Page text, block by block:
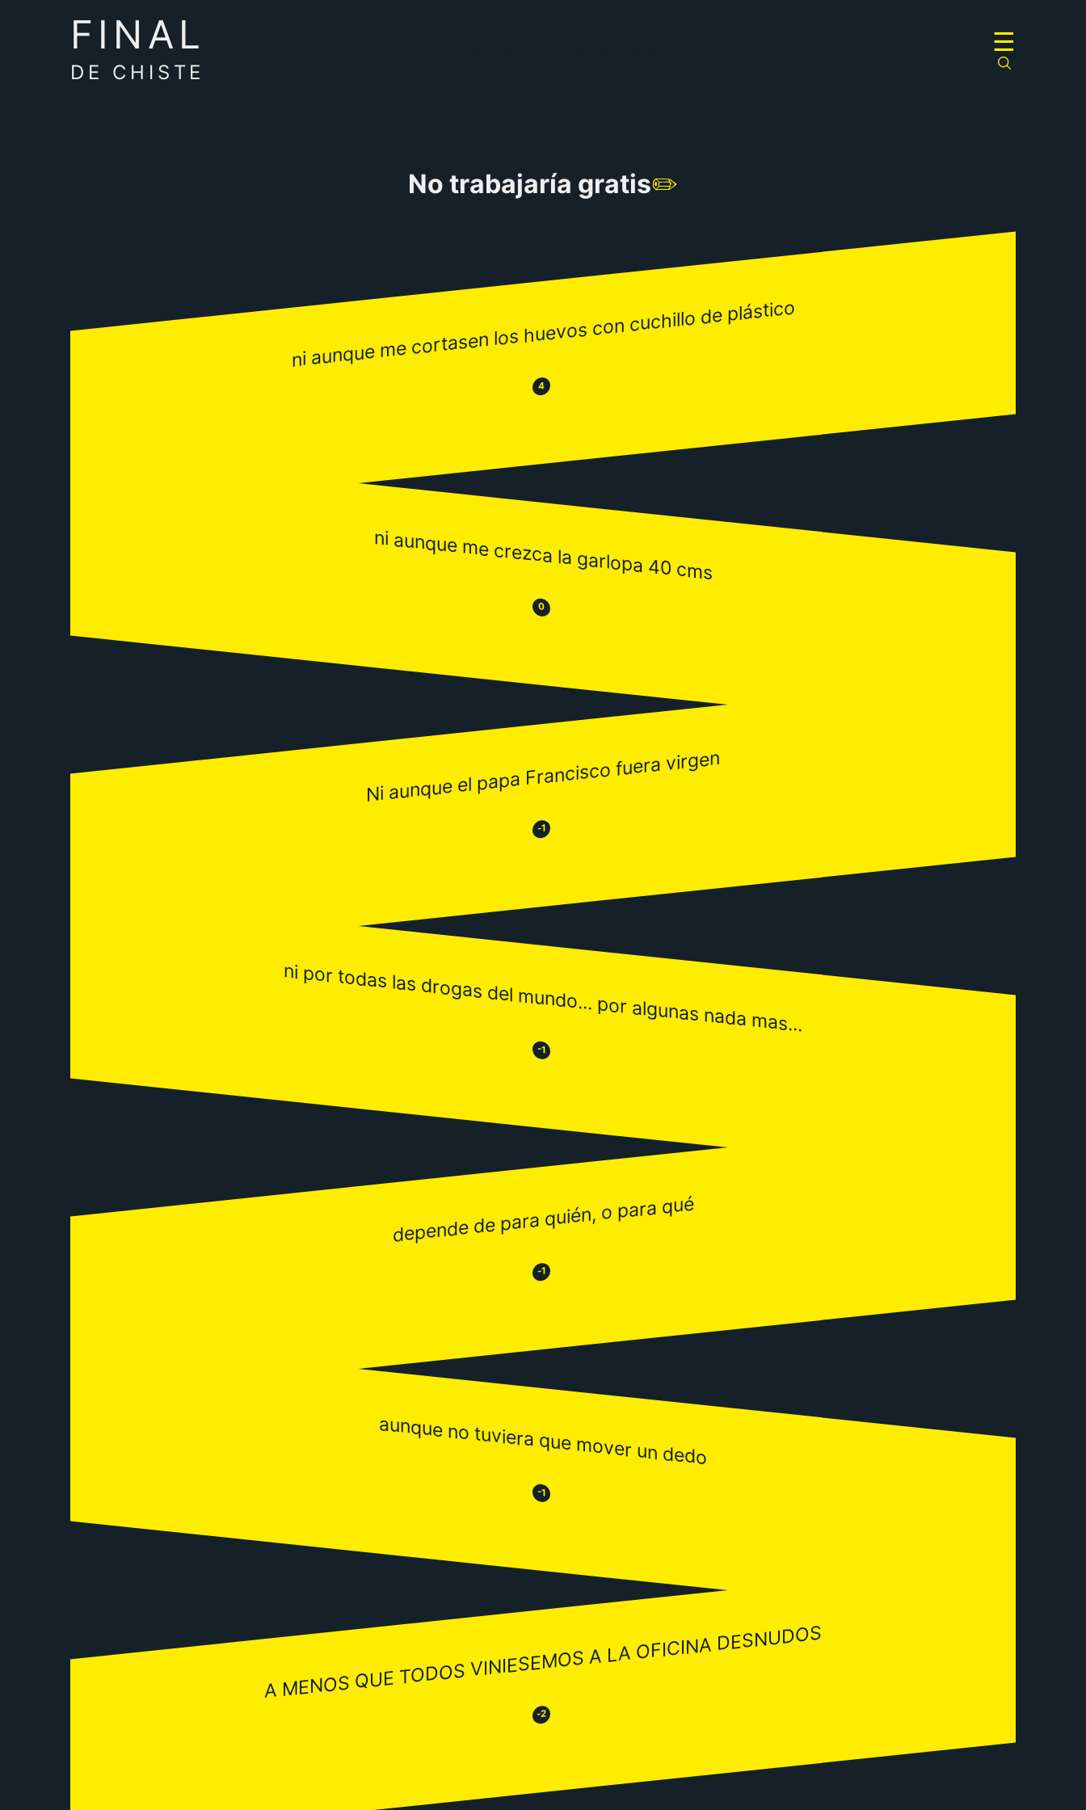
FINAL
DE CHISTE
☰
No trabajaría gratis✏️
ni aunque me cortasen los huevos con cuchillo de plástico
😒 4 😂
ni aunque me crezca la garlopa 40 cms
😒 0 😂
Ni aunque el papa Francisco fuera virgen
😒 -1 😂
ni por todas las drogas del mundo... por algunas nada mas...
😒 -1 😂
depende de para quién, o para qué
😒 -1 😂
aunque no tuviera que mover un dedo
😒 -1 😂
A MENOS QUE TODOS VINIESEMOS A LA OFICINA DESNUDOS
😒 -2 😂